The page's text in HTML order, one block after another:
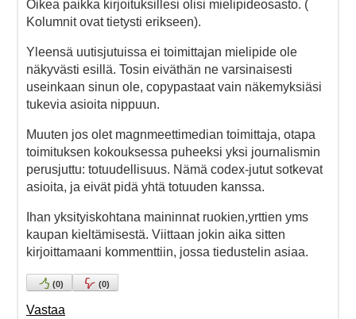
Oikea paikka kirjoituksillesi olisi mielipideosasto. (
Kolumnit ovat tietysti erikseen).
Yleensä uutisjutuissa ei toimittajan mielipide ole
näkyvästi esillä. Tosin eiväthän ne varsinaisesti
useinkaan sinun ole, copypastaat vain näkemyksiäsi
tukevia asioita nippuun.
Muuten jos olet magnmeettimedian toimittaja, otapa
toimituksen kokouksessa puheeksi yksi journalismin
perusjuttu: totuudellisuus. Nämä codex-jutut sotkevat
asioita, ja eivät pidä yhtä totuuden kanssa.
Ihan yksityiskohtana maininnat ruokien,yrttien yms
kaupan kieltämisestä. Viittaan jokin aika sitten
kirjoittamaani kommenttiin, jossa tiedustelin asiaa.
(0) (0)
Vastaa